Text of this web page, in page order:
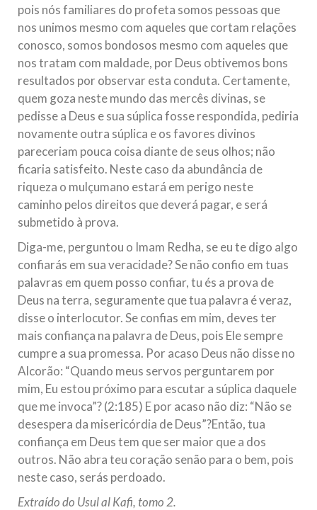
pois nós familiares do profeta somos pessoas que
nos unimos mesmo com aqueles que cortam relações
conosco, somos bondosos mesmo com aqueles que
nos tratam com maldade, por Deus obtivemos bons
resultados por observar esta conduta. Certamente,
quem goza neste mundo das mercês divinas, se
pedisse a Deus e sua súplica fosse respondida, pediria
novamente outra súplica e os favores divinos
pareceriam pouca coisa diante de seus olhos; não
ficaria satisfeito. Neste caso da abundância de
riqueza o mulçumano estará em perigo neste
caminho pelos direitos que deverá pagar, e será
submetido à prova.
Diga-me, perguntou o Imam Redha, se eu te digo algo
confiarás em sua veracidade? Se não confio em tuas
palavras em quem posso confiar, tu és a prova de
Deus na terra, seguramente que tua palavra é veraz,
disse o interlocutor. Se confias em mim, deves ter
mais confiança na palavra de Deus, pois Ele sempre
cumpre a sua promessa. Por acaso Deus não disse no
Alcorão: “Quando meus servos perguntarem por
mim, Eu estou próximo para escutar a súplica daquele
que me invoca”? (2:185) E por acaso não diz: “Não se
desespera da misericórdia de Deus”?Então, tua
confiança em Deus tem que ser maior que a dos
outros. Não abra teu coração senão para o bem, pois
neste caso, serás perdoado.
Extraído do Usul al Kafi, tomo 2.